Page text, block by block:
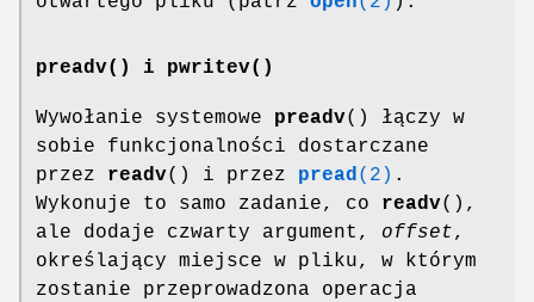
preadv() i pwritev()
Wywołanie systemowe preadv() łączy w
sobie funkcjonalności dostarczane
przez readv() i przez pread(2) .
Wykonuje to samo zadanie, co readv(),
ale dodaje czwarty argument, offset,
określający miejsce w pliku, w którym
zostanie przeprowadzona operacja